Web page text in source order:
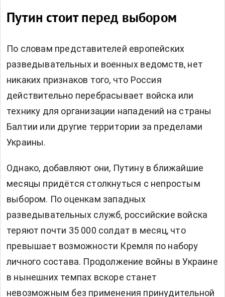
Путин стоит перед выбором
По словам представителей европейских
разведывательных и военных ведомств, нет
никаких признаков того, что Россия
действительно перебрасывает войска или
технику для организации нападений на страны
Балтии или другие территории за пределами
Украины.
Однако, добавляют они, Путину в ближайшие
месяцы придётся столкнуться с непростым
выбором. По оценкам западных
разведывательных служб, российские войска
теряют почти 35 000 солдат в месяц, что
превышает возможности Кремля по набору
личного состава. Продолжение войны в Украине
в нынешних темпах вскоре станет
невозможным без применения принудительной